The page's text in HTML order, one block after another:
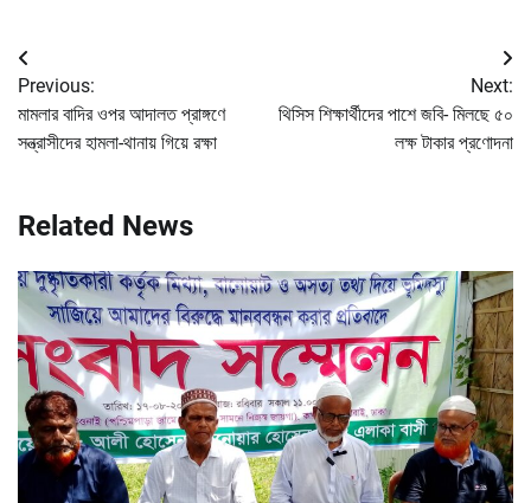
Post
navigation
Previous:
মামলার বাদির ওপর আদালত প্রাঙ্গণে
সন্ত্রাসীদের হামলা-থানায় গিয়ে রক্ষা
Next:
থিসিস শিক্ষার্থীদের পাশে জবি- মিলছে ৫০
লক্ষ টাকার প্রণোদনা
Related News